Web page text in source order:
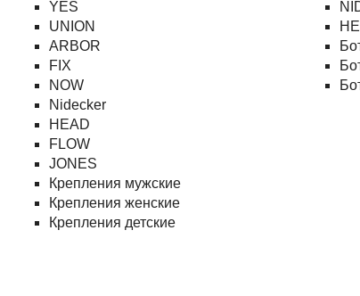
YES
UNION
ARBOR
FIX
NOW
Nidecker
HEAD
FLOW
JONES
Крепления мужские
Крепления женские
Крепления детские